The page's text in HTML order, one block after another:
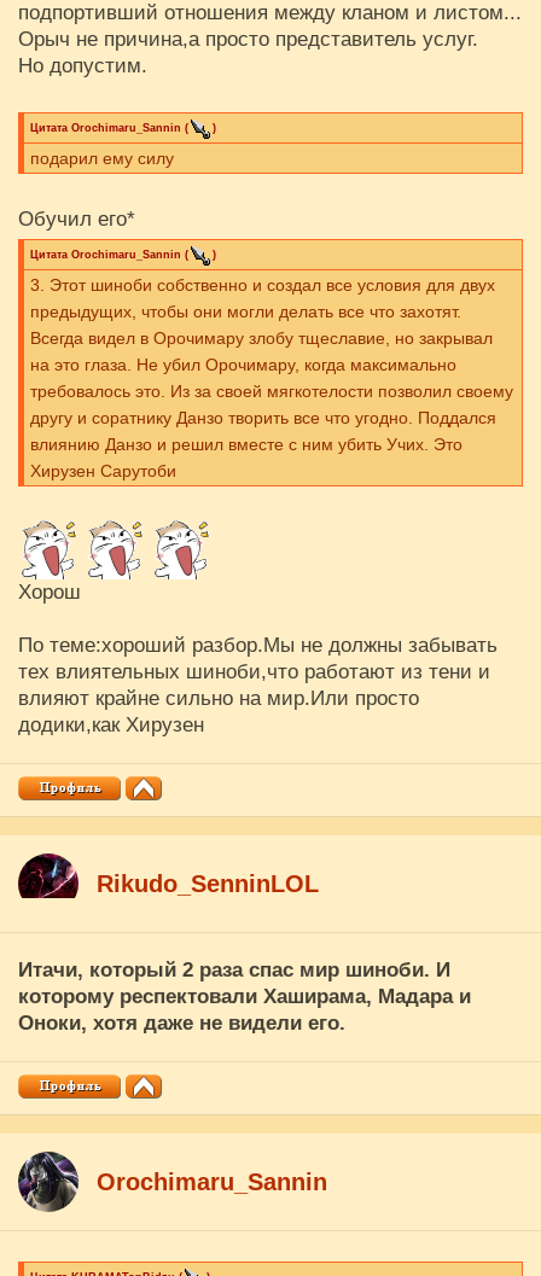
подпортивший отношения между кланом и листом...
Орыч не причина,а просто представитель услуг.
Но допустим.
Цитата Orochimaru_Sannin ( )
подарил ему силу
Обучил его*
Цитата Orochimaru_Sannin ( )
3. Этот шиноби собственно и создал все условия для двух
предыдущих, чтобы они могли делать все что захотят.
Всегда видел в Орочимару злобу тщеславие, но закрывал
на это глаза. Не убил Орочимару, когда максимально
требовалось это. Из за своей мягкотелости позволил своему
другу и соратнику Данзо творить все что угодно. Поддался
влиянию Данзо и решил вместе с ним убить Учих. Это
Хирузен Сарутоби
Хорош
По теме:хороший разбор.Мы не должны забывать
тех влиятельных шиноби,что работают из тени и
влияют крайне сильно на мир.Или просто
додики,как Хирузен
Rikudo_SenninLOL
Итачи, который 2 раза спас мир шиноби. И
которому респектовали Хаширама, Мадара и
Оноки, хотя даже не видели его.
Orochimaru_Sannin